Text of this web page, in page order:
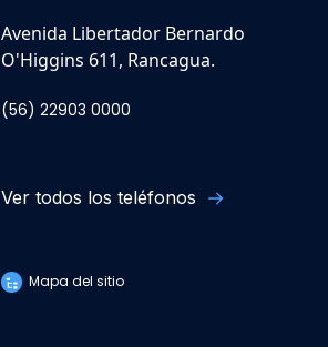
Avenida Libertador Bernardo
O'Higgins 611, Rancagua.
(56) 22903 0000
Ver todos los teléfonos
Mapa del sitio